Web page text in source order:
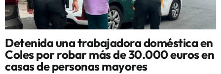
Detenida una trabajadora doméstica en
Coles por robar más de 30.000 euros en
casas de personas mayores